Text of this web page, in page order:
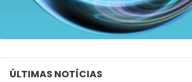
ÚLTIMAS NOTÍCIAS